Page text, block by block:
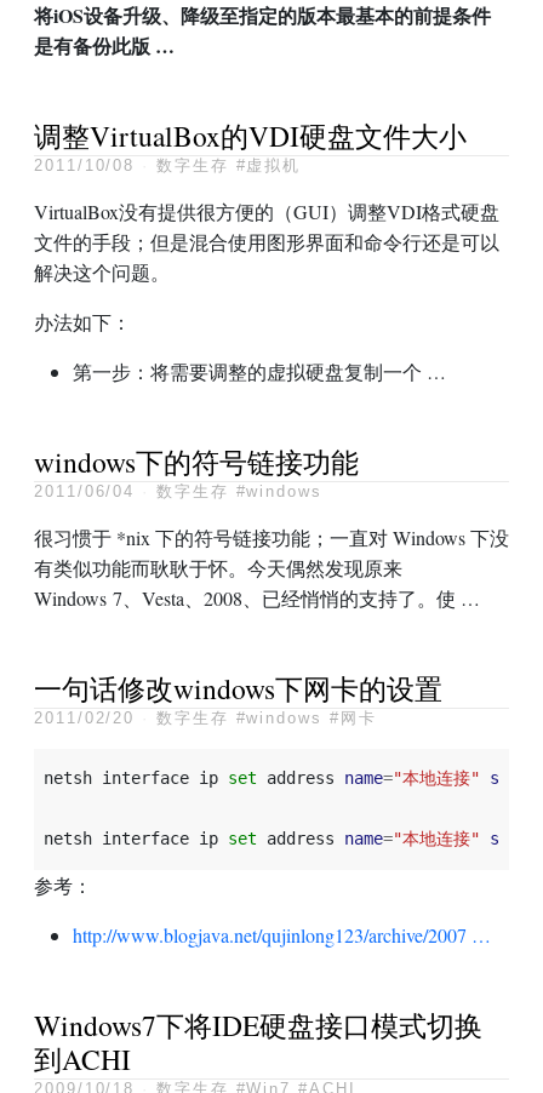
将iOS设备升级、降级至指定的版本最基本的前提条件
是有备份此版 …
调整VirtualBox的VDI硬盘文件大小
2011/10/08 数字生存 #虚拟机
VirtualBox没有提供很方便的（GUI）调整VDI格式硬盘
文件的手段；但是混合使用图形界面和命令行还是可以
解决这个问题。
办法如下：
第一步：将需要调整的虚拟硬盘复制一个 …
windows下的符号链接功能
2011/06/04 数字生存 #windows
很习惯于 *nix 下的符号链接功能；一直对 Windows 下没
有类似功能而耿耿于怀。今天偶然发现原来
Windows 7、Vesta、2008、已经悄悄的支持了。使 …
一句话修改windows下网卡的设置
2011/02/20 数字生存 #windows #网卡
netsh interface ip set address name="本地连接"
netsh interface ip set address name="本地连接"
参考：
http://www.blogjava.net/qujinlong123/archive/2007 …
Windows7下将IDE硬盘接口模式切换
到ACHI
2009/10/18 数字生存 #Win7 #ACHI